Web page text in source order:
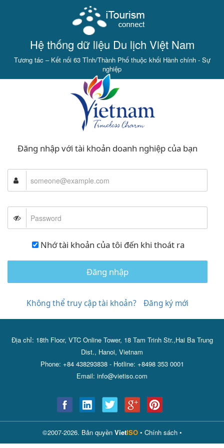
Hệ thống dữ liệu Du lịch Việt Nam
Tương tác – Kết nối 63 Tỉnh/Thành Phố thuộc khối Hành chính - Sự
nghiệp
Đăng nhập với tài khoản doanh nghiệp của bạn
Nhớ tài khoản của tôi đến khi thoát ra
Đăng nhập
Không thể truy cập tài khoản? Đăng ký mới
Địa chỉ: 18th Floor, VTC Online Tower, 18 Tam Trinh Str.,Hai Ba Trung
Dist., Hanoi, Vietnam
Phone: +84 438293838 - Hotline: +8498 353 0001
Email: info@vietiso.com
©2007-2026. Bản quyền VietISO• Chính sách•